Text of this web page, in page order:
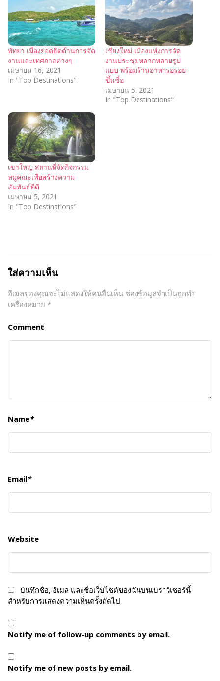
พัทยา เมืองยอดฮิตด้านการจัด
งานและเทศกาลต่างๆ
เมษายน 16, 2021
In "Top Destinations"
เชียงใหม่ เมืองแห่งการจัด
งานประชุมหลากหลายรูป
แบบ พร้อมร้านอาหารอร่อย
ขึ้นชื่อ
เมษายน 5, 2021
In "Top Destinations"
เขาใหญ่ สถานที่จัดกิจกรรม
หมู่คณะเพื่อสร้างความ
สัมพันธ์ที่ดี
เมษายน 5, 2021
In "Top Destinations"
ใส่ความเห็น
อีเมลของคุณจะไม่แสดงให้คนอื่นเห็น ช่องข้อมูลจำเป็นถูกทำ
เครื่องหมาย *
Comment
Name*
Email*
Website
บันทึกชื่อ, อีเมล และชื่อเว็บไซต์ของฉันบนเบราว์เซอร์นี้
สำหรับการแสดงความเห็นครั้งถัดไป
Notify me of follow-up comments by email.
Notify me of new posts by email.